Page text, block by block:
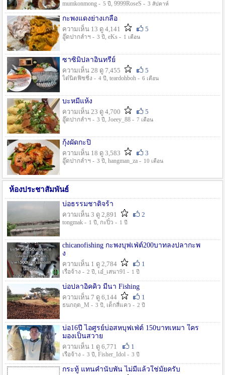
mumkonmong - 5 ปี , 9999RoseS - 3 สัปดาห์
กะพงแดงย่างเกลือ
ความเห็น 13 ดู 4,141
5
อู๊ดปากลำฯ - 3 ปี , eKs - 1 เดือน
ซาซิมิปลาอินทรีย์
ความเห็น 28 ดู 7,455
5
ไต๋นิตฟิชชิ่ง - 4 ปี , teardohboh - 6 เดือน
บะหมี่แห้ง
ความเห็น 23 ดู 4,700
5
อู๊ดปากลำฯ - 3 ปี , Joeey_88 - 7 เดือน
กุ้งผัดกะปิ
ความเห็น 18 ดู 3,583
3
อู๊ดปากลำฯ - 3 ปี , hangman_za - 10 เดือน
ห้องประชาสัมพันธ์
บ่อธรรมชาติจร้า
ความเห็น 3 ดู 2,891
2
tongmak - 1 ปี , กะปิ๋ว - 1 ปี
chicanofishing กะพงบุฟเฟ่ต์200บาทลงปลากะพ
ง
ความเห็น 1 ดู 2,784
1
เรือจ้าง - 2 ปี , เอ๋_เสนา91 - 1 ปี
บ่อปลาอิคคิว มีนา Fishing
ความเห็น 7 ดู 6,144
1
ธนกฤต_M - 3 ปี , เด็กสี่แคว - 2 ปี
บ่อ16ปี ไอศูรย์บ่อสหบุฟเฟ่ต์ 150บาทเหมา ใคร
มองเป็นสวาย
ความเห็น 1 ดู 6,771
1
เรือจ้าง - 3 ปี , Fisher_Idol - 3 ปี
กระทู้ แทนคำนับพัน ไม่มีแล้วใช่มั๊ยครับ